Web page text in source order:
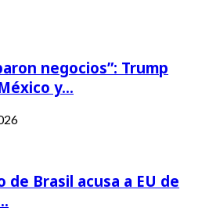
negocios”: Trump
y…
de Brasil acusa a EU de